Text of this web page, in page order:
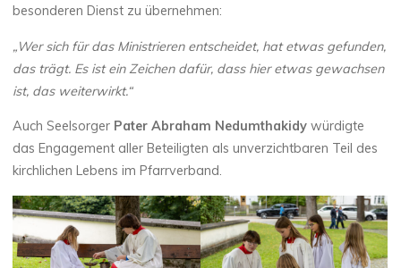
besonderen Dienst zu übernehmen:
„Wer sich für das Ministrieren entscheidet, hat etwas gefunden,
das trägt. Es ist ein Zeichen dafür, dass hier etwas gewachsen
ist, das weiterwirkt.“
Auch Seelsorger Pater Abraham Nedumthakidy würdigte
das Engagement aller Beteiligten als unverzichtbaren Teil des
kirchlichen Lebens im Pfarrverband.